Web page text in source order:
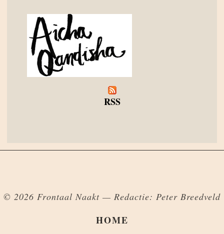
RSS
© 2026 Frontaal Naakt — Redactie: Peter Breedveld
HOME